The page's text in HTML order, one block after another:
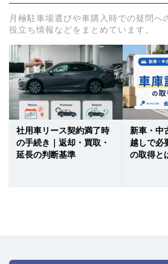
月極駐車場選びや車購入時での疑問へ
役立ち情報などをまとめています。
社用車リース契約満了時
の手続き｜返却・買取・
延長の判断基準
新車・中
越しで必
の取得と